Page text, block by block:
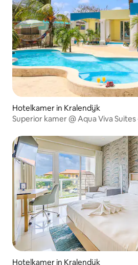
Hotelkamer in Kralendijk
Superior kamer @ Aqua Viva
Hotelkamer in Kralendijk